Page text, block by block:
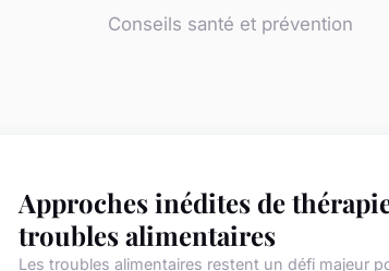
Conseils santé et prévention
Approches inédites de
troubles alimentaires
Les troubles alimentaires restent un défi majeur